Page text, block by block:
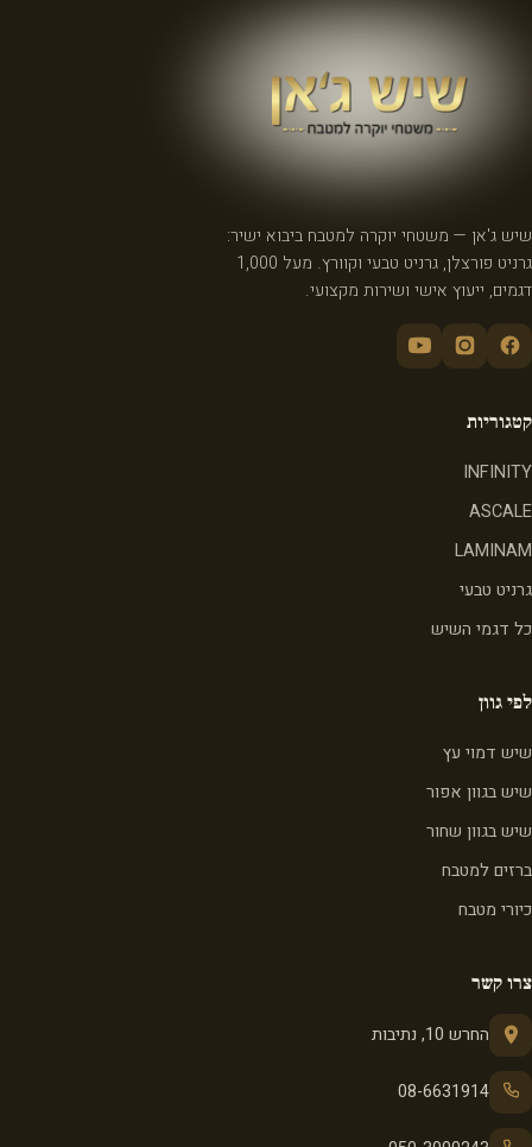
שיש ג'אן — משטחי יוקרה למטבח ביבוא ישיר:
גרניט פורצלן, גרניט טבעי וקוורץ. מעל 1,000
דגמים, ייעוץ אישי ושירות מקצועי.
קטגוריות
INFINITY
ASCALE
LAMINAM
גרניט טבעי
כל דגמי השיש
לפי גוון
שיש דמוי עץ
שיש בגוון אפור
שיש בגוון שחור
ברזים למטבח
כיורי מטבח
צרו קשר
החרש 10, נתיבות
08-6631914